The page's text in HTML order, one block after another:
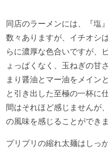
同店のラーメンには、『塩
数々ありますが、イチオ
らに濃厚な色合いですが、
ょっぱくなく、玉ねぎの甘
まり醤油とマー油をメイン
と引き出した至極の一杯に
間はそれほど感じませんが
の風味を感じることができま
プリプリの縮れ太麺はしっ